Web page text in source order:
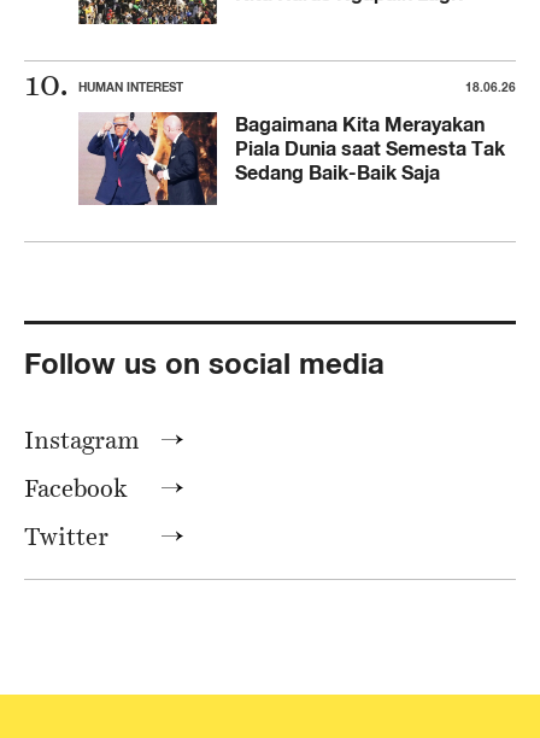
HUMAN INTEREST 18.06.26
Bagaimana Kita Merayakan
Piala Dunia saat Semesta Tak
Sedang Baik-Baik Saja
Follow us on social media
Instagram
Facebook
Twitter